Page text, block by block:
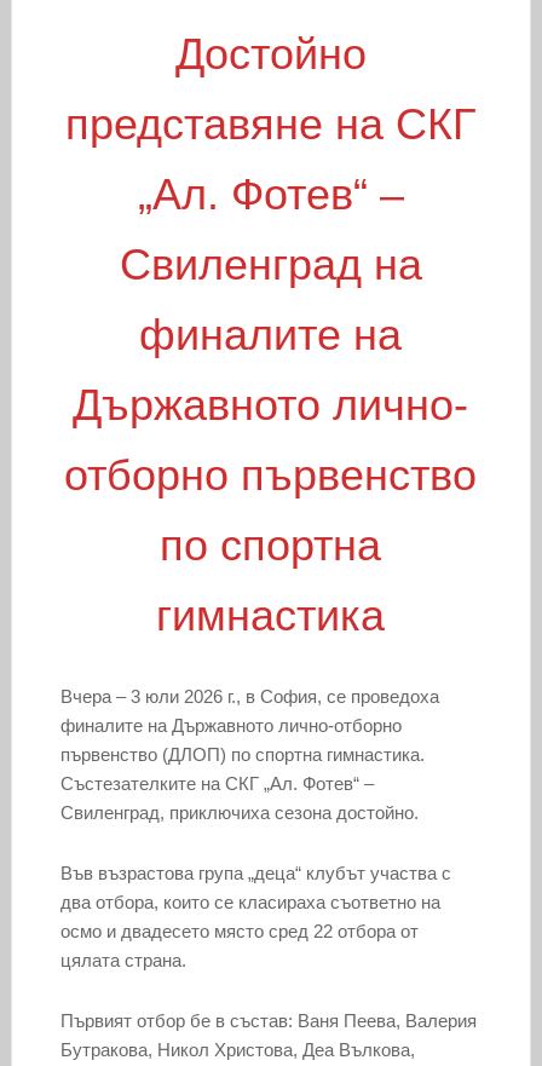
Достойно
представяне на СКГ
„Ал. Фотев“ –
Свиленград на
финалите на
Държавното лично-
отборно първенство
по спортна
гимнастика
Вчера – 3 юли 2026 г., в София, се проведоха
финалите на Държавното лично-отборно
първенство (ДЛОП) по спортна гимнастика.
Състезателките на СКГ „Ал. Фотев“ –
Свиленград, приключиха сезона достойно.
Във възрастова група „деца“ клубът участва с
два отбора, които се класираха съответно на
осмо и двадесето място сред 22 отбора от
цялата страна.
Първият отбор бе в състав: Ваня Пеева, Валерия
Бутракова, Никол Христова, Деа Вълкова,